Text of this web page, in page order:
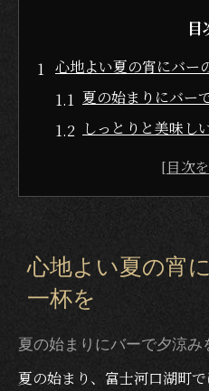
目
心地よい夏の宵にバー
夏の始まりにバー
しっとりと美味し
富士河口湖町で味
しっとりと心癒す富士
しっとり雰囲気の
美味しいお酒が楽
夕涼みに最適なバ
夏の夜に心癒すバ
心地よい夏の宵
一杯を
夏の始まりにバーで夕涼み
夏の始まり、富士河口湖町